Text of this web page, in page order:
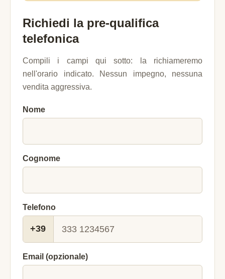
Richiedi la pre-qualifica
telefonica
Compili i campi qui sotto: la richiameremo
nell'orario indicato. Nessun impegno, nessuna
vendita aggressiva.
Nome
Cognome
Telefono
+39
Email (opzionale)